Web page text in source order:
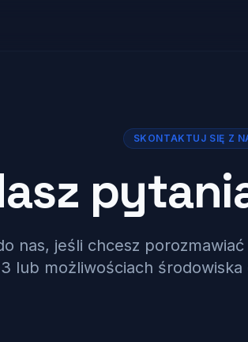
SKONTAKTUJ SIĘ Z
nas, jeśli chcesz
lub możliwościach